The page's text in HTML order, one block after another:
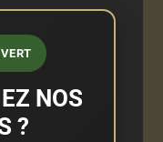
NOS
?